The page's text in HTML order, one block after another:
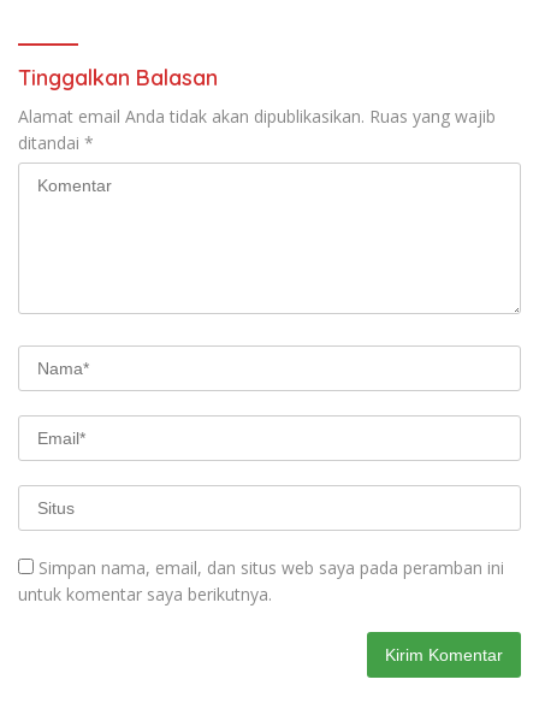
Tinggalkan Balasan
Alamat email Anda tidak akan dipublikasikan. Ruas yang wajib
ditandai *
Simpan nama, email, dan situs web saya pada peramban ini
untuk komentar saya berikutnya.